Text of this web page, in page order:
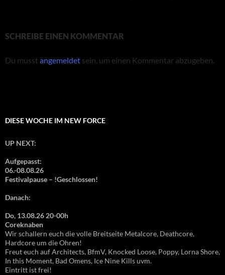
SCHREIBE EINEN KOMMENTAR
Du musst angemeldet sein, um einen Kommentar abzugeben.
DIESE WOCHE IM NEW FORCE
UP NEXT:
Aufgepasst:
06.-08.08.26
Festivalpause – !Geschlossen!
Danach:
Do, 13.08.26 20-00h
Coreknaben
Wir schallern euch die volle Breitseite Metalcore, Deathcore,
Hardcore um die Ohren!
Freut euch auf Architects, BfmV, Knocked Loose, Poppy, Lorna Shore,
In this Moment, Bad Omens, Ice Nine Kills uvm.
Eintritt ist frei!